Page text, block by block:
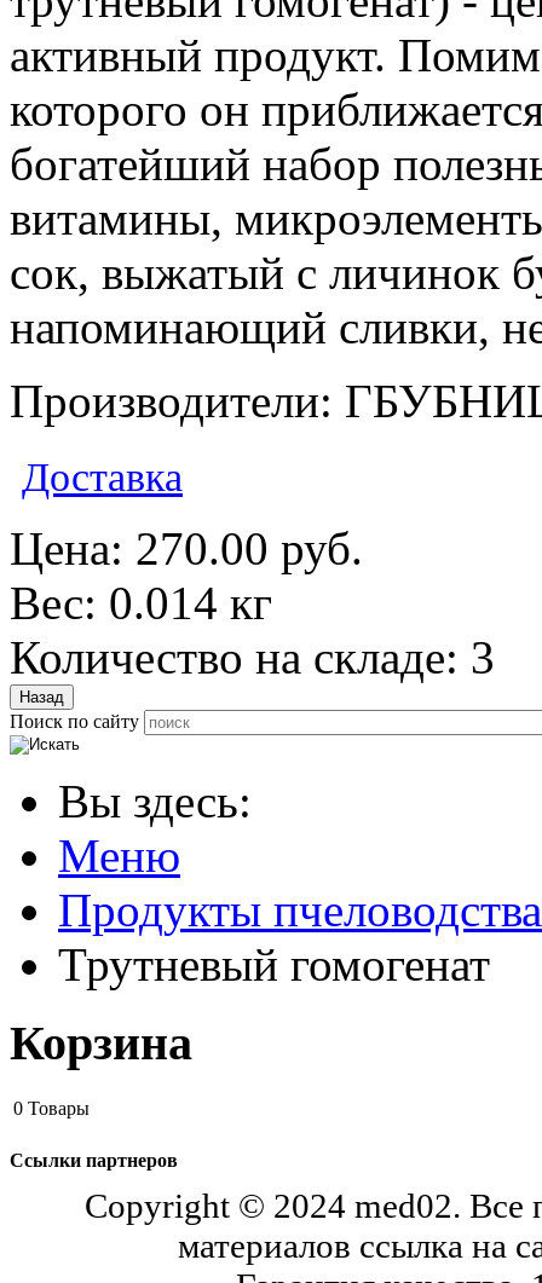
активный продукт.
которого он
богатейший набор
витамины,
сок, выжатый с личинок
напоминающий сливки,
Производители:
Доставка
Цена: 270.00 руб.
Вес: 0.014 кг
Количество на складе: 3
Поиск по сайту
Вы здесь:
Меню
Продукты пчеловодства
Трутневый гомогенат
Корзина
0 Товары
Ссылки партнеров
Copyright © 2024 med02. Все
материалов ссылка на